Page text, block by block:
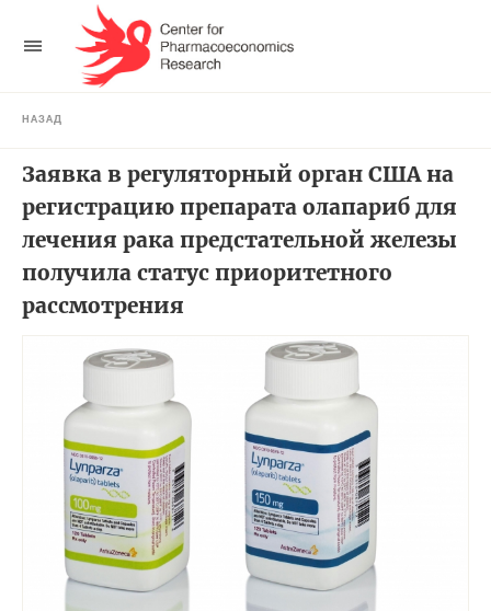
НАЗАД
Заявка в регуляторный орган США на
регистрацию препарата олапариб для
лечения рака предстательной железы
получила статус приоритетного
рассмотрения